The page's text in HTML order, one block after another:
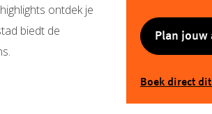
ontdek je
biedt de
Plan jouw
Boek direct